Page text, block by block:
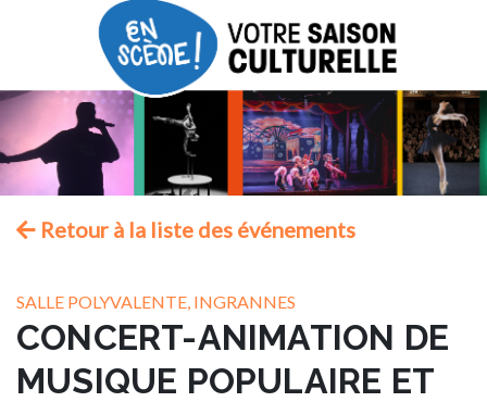
Retour à la liste des événements
SALLE POLYVALENTE, INGRANNES
CONCERT-ANIMATION DE
MUSIQUE POPULAIRE ET